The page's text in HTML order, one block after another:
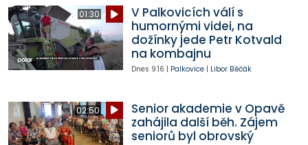
01:30
V Palkovicích válí s
humornými videi, na
dožínky jede Petr Kotvald
na kombajnu
Dnes 9:16 | Palkovice| Libor Běčák
02:50
Senior akademie v Opavě
zahájila další běh. Zájem
seniorů byl obrovský